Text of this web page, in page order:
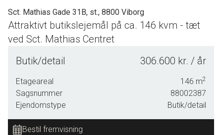
Sct. Mathias Gade 31B, st., 8800 Viborg
Attraktivt butikslejemål på ca. 146 kvm - tæt
ved Sct. Mathias Centret
loftshøjde samt store facadevinduer. AAA-placering midt
Beliggenheden samt det enkle facadeudtryk og de store
vinduespartier bevirker at lejemålet fremstår meget synligt i
gadebilledet.
Butik/detail 306.600 kr. / år
Etageareal 146 m2
Sagsnummer
88002387
Ejendomstype
Butik/detail
Bestil fremvisning